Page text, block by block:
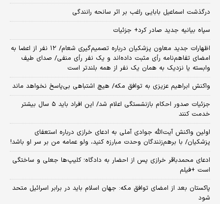
درگذشت اسماعیل بابایی راغب بر اثر سانحه رانندگی
سپاه بیانیه جدید صادر کرد+ جزئیات
اظهارات جدید معاون پزشکیان درباره تصمیم‌گیری شعام/ ۱۲ نفر از اعضا به
امضای تفاهم‌نامه رأی مثبت داده‌اند و یک نفر رأی منفی/ صدای طیف
وابسته یا نزدیک به همان یک نفر از همه بلندتر است
واکنش ابراهیم عزیزی به توافق مکه/ هیچ اشتباهی بی‌پاسخ نخواهد ماند
جزئیات صدور احکام بازنشستگی اعلام شد/ این افراد باید ۵ سال بیشتر
خدمت کنند
اولین واکنش آیت‌الله جوادی آملی به ادعای خرازی درباره استعفای
پزشکیان/ با برهم‌زنندگان وحدت مبارزه کنید، ولو عمامه من بر سر او باشد!
ادعای محمدباقر خرازی پس از احضار به دادگاه؛ کلیپ‌ها جعلی و ساختگی
است +فیلم
پاکستان بعد از امضای توافق مکه: جهان اسلام باید در برابر اسرائیل متحد
شود